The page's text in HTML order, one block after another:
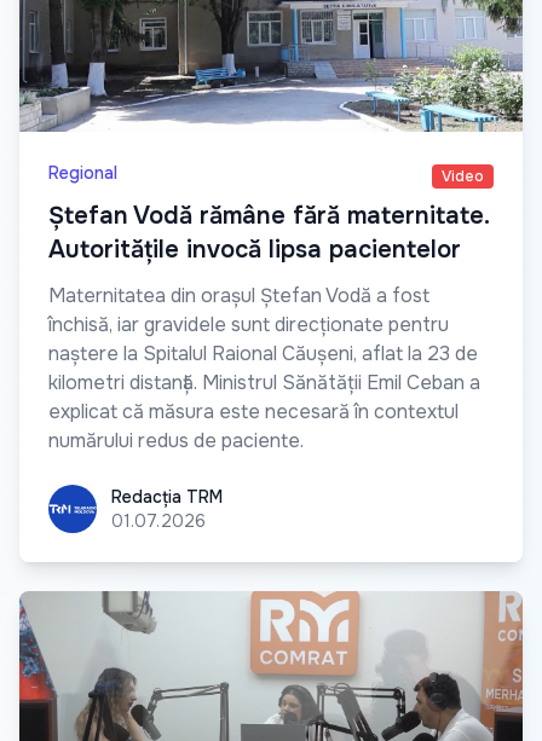
Regional Video
Ștefan Vodă rămâne fără maternitate.
Autoritățile invocă lipsa pacientelor
Maternitatea din orașul Ștefan Vodă a fost
închisă, iar gravidele sunt direcționate pentru
naștere la Spitalul Raional Căușeni, aflat la 23 de
kilometri distanță. Ministrul Sănătății Emil Ceban a
explicat că măsura este necesară în contextul
numărului redus de paciente.
Redacția TRM
Redacția TRM
01.07.2026